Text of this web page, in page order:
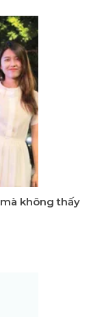
không thấy